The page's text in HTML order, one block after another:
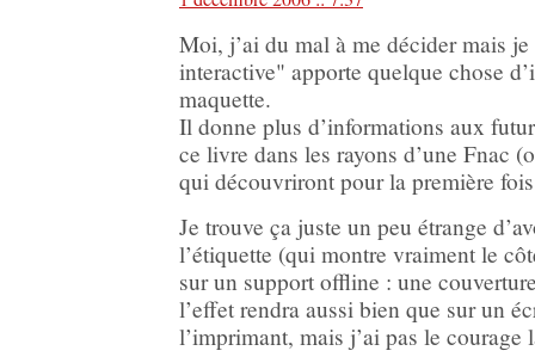
Moi, j’ai du mal à me décider mais
interactive" apporte quelque chose
maquette.
Il donne plus d’informations aux
ce livre dans les rayons d’une Fnac
qui découvriront pour la première
Je trouve ça juste un peu étrange
l’étiquette (qui montre vraiment le
sur un support offline : une
l’effet rendra aussi bien que sur un
l’imprimant, mais j’ai pas le courage